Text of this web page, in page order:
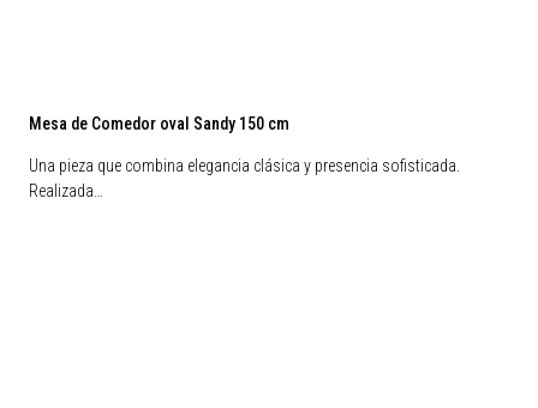
Mesa de Comedor oval Sandy 150 cm
Una pieza que combina elegancia clásica y presencia sofisticada.
Realizada…